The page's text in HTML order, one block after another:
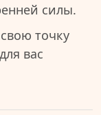
силы.
точку
вас